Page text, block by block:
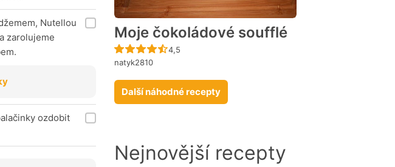
Nutellou
zarolujeme
ozdobit
Moje čokoládové soufflé
Recept ještě nebyl hodnocen
4,5
natyk2810
Další náhodné recepty
Nejnovější recepty